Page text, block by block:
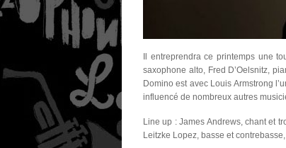
Il entreprendra ce printemps une
saxophone alto, Fred D’Oelsnitz ,
Domino est avec Louis Armstrong
influencé de nombreux autres
Line up : James Andrews,chant et
Leitzke Lopez , basse et contrebasse,